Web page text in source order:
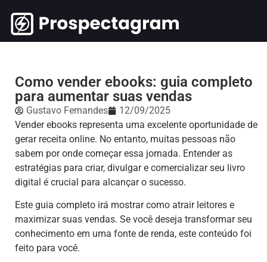
Como vender ebooks: guia completo
para aumentar suas vendas
Gustavo Fernandes
12/09/2025
Vender ebooks representa uma excelente oportunidade de
gerar receita online. No entanto, muitas pessoas não
sabem por onde começar essa jornada. Entender as
estratégias para criar, divulgar e comercializar seu livro
digital é crucial para alcançar o sucesso.
Este guia completo irá mostrar como atrair leitores e
maximizar suas vendas. Se você deseja transformar seu
conhecimento em uma fonte de renda, este conteúdo foi
feito para você.